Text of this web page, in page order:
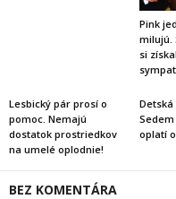
Pink
milujú.
si
Lesbický pár prosí o
pomoc. Nemajú
dostatok prostriedkov
na umelé oplodnie!
Detská
oplatí
BEZ KOMENTÁRA